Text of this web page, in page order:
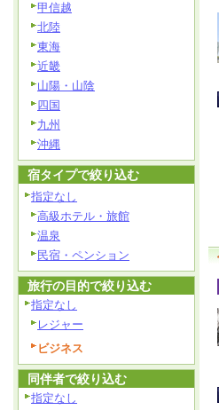
甲信越
北陸
東海
近畿
山陽・山陰
四国
九州
沖縄
宿タイプで絞り込む
指定なし
高級ホテル・旅館
温泉
民宿・ペンション
旅行の目的で絞り込む
指定なし
レジャー
ビジネス
同伴者で絞り込む
指定なし